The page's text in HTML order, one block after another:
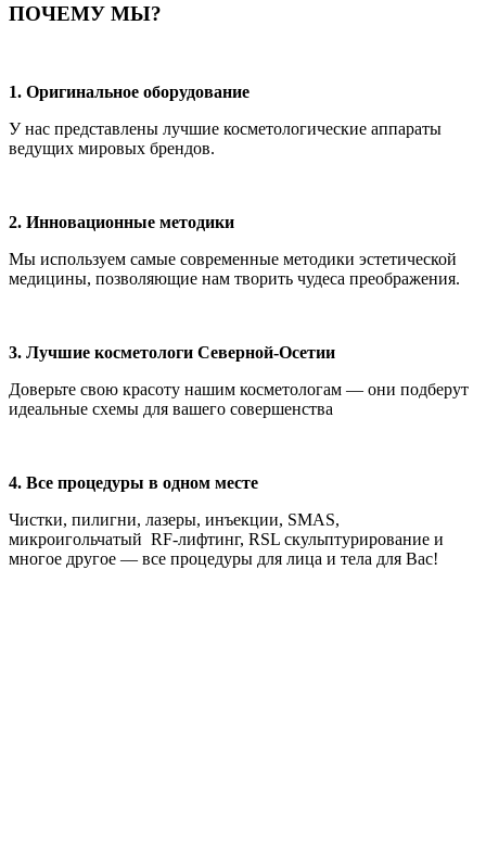
ПОЧЕМУ МЫ?
1. Оригинальное оборудование
У нас представлены лучшие косметологические аппараты
ведущих мировых брендов.
2. Инновационные методики
Мы используем самые современные методики эстетической
медицины, позволяющие нам творить чудеса преображения.
3. Лучшие косметологи Северной-Осетии
Доверьте свою красоту нашим косметологам — они подберут
идеальные схемы для вашего совершенства
4. Все процедуры в одном месте
Чистки, пилигни, лазеры, инъекции, SMAS,
микроигольчатый RF-лифтинг, RSL скульптурирование и
многое другое — все процедуры для лица и тела для Вас!